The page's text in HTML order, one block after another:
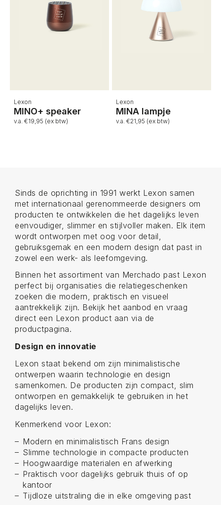
Lexon
MINO+ speaker
v.a. €19,95 (ex btw)
Lexon
MINA lampje
v.a. €21,95 (ex btw)
Sinds de oprichting in 1991 werkt Lexon samen
met internationaal gerenommeerde designers om
producten te ontwikkelen die het dagelijks leven
eenvoudiger, slimmer en stijlvoller maken. Elk item
wordt ontworpen met oog voor detail,
gebruiksgemak en een modern design dat past in
zowel een werk- als leefomgeving.
Binnen het assortiment van Merchado past Lexon
perfect bij organisaties die relatiegeschenken
zoeken die modern, praktisch en visueel
aantrekkelijk zijn. Bekijk het aanbod en vraag
direct een Lexon product aan via de
productpagina.
Design en innovatie
Lexon staat bekend om zijn minimalistische
ontwerpen waarin technologie en design
samenkomen. De producten zijn compact, slim
ontworpen en gemakkelijk te gebruiken in het
dagelijks leven.
Kenmerkend voor Lexon:
Modern en minimalistisch Frans design
Slimme technologie in compacte producten
Hoogwaardige materialen en afwerking
Praktisch voor dagelijks gebruik thuis of op
kantoor
Tijdloze uitstraling die in elke omgeving past